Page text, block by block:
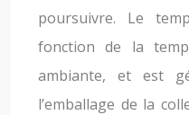
poursuivre. Le
fonction de la
ambiante, et est
l’emballage de la